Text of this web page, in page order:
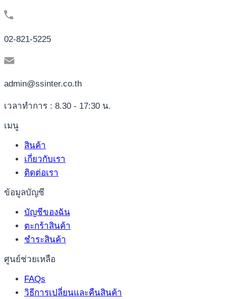
02-821-5225
admin@ssinter.co.th
เวลาทำการ : 8.30 - 17:30 น.
เมนู
สินค้า
เกี่ยวกับเรา
ติดต่อเรา
ข้อมูลบัญชี
บัญชีของฉัน
ตะกร้าสินค้า
ชำระสินค้า
ศูนย์ช่วยเหลือ
FAQs
วิธีการเปลี่ยนและคืนสินค้า